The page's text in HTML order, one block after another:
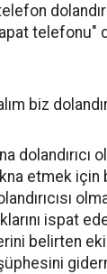
telefonu"
biz
dolandırıcı
etmek
ispat
belirten